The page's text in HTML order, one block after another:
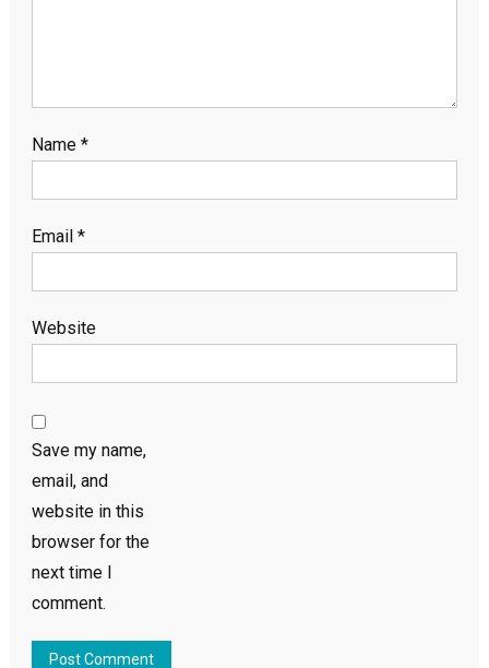
Name *
Email *
Website
Save my name,
email, and
website in this
browser for the
next time I
comment.